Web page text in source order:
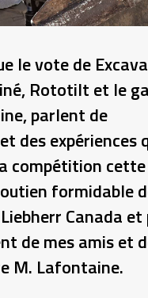
le vote de
Rototilt et le
parlent de
des expériences
compétition
formidable
Canada et
de mes amis et
M. Lafontaine.